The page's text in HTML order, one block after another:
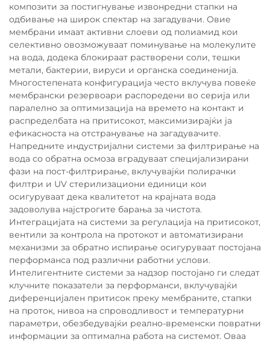
композити за постигнување извонредни стапки на
одбивање на широк спектар на загадувачи. Овие
мембрани имаат активни слоеви од полиамид кои
селективно овозможуваат поминување на молекулите
на вода, додека блокираат растворени соли, тешки
метали, бактерии, вируси и органска соединенија.
Многостепената конфигурација често вклучува повеќе
мембрански резервоари распоредени во серија или
паралелно за оптимизација на времето на контакт и
распределбата на притисокот, максимизирајќи ја
ефикасноста на отстранување на загадувачите.
Напредните индустријални системи за филтрирање на
вода со обратна осмоза вградуваат специјализирани
фази на пост-филтрирање, вклучувајќи полирачки
филтри и UV стерилизациони единици кои
осигуруваат дека квалитетот на крајната вода
задоволува најстрогите барања за чистота.
Интеграцијата на системи за регулација на притисокот,
вентили за контрола на протокот и автоматизирани
механизми за обратно испирање осигуруваат постојана
перформанса под различни работни услови.
Интелигентните системи за надзор постојано ги следат
клучните показатели за перформанси, вклучувајќи
диференцијален притисок преку мембраните, стапки
на проток, нивоа на спроводливост и температурни
параметри, обезбедувајќи реално-временски повратни
информации за оптимална работа на системот. Оваа